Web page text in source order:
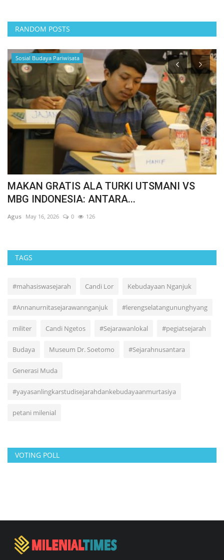
RANDOM POSTS
Sosial Budaya Pariwisata
MAKAN GRATIS ALA TURKI UTSMANI VS
MBG INDONESIA: ANTARA...
Agus May 16, 2026 0 126
TAGS
#mahasiswasejarah Candi Lor Kebudayaan Nganjuk
#Annanurnitasejarawannganjuk #lerengselatangununghyang
militer Candi Ngetos #Sejarawanlokal #pegiatsejarah
Budaya Museum Dr. Soetomo #Sejarahnusantara
Generasi Muda
#yayasanlingkarstudisejarahdankebudayaanmurtasiya
petani milenial
VOTING POLL